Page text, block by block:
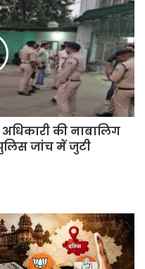
की नाबालिग
जांच में जुटी